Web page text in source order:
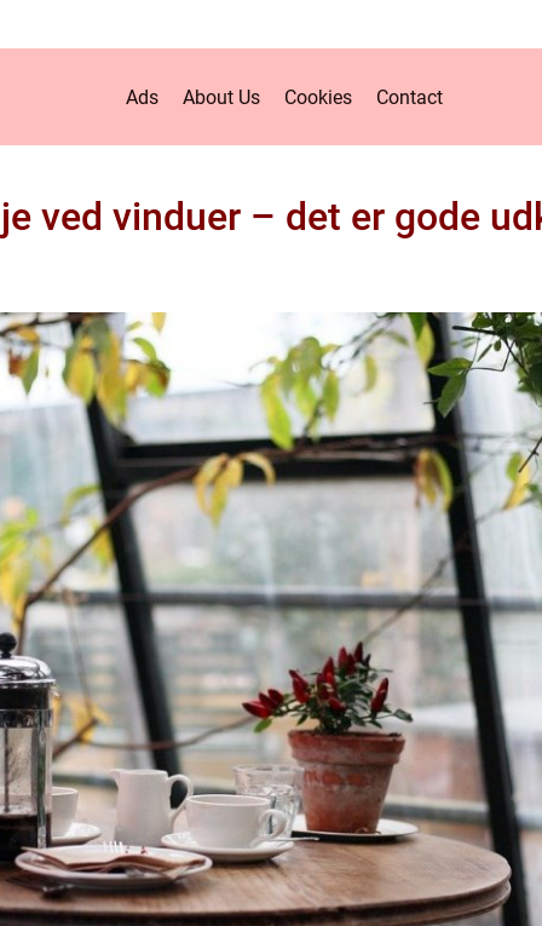
Ads About Us Cookies Contact
ved vinduer – det er gode